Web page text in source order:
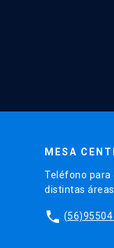
MESA
Teléfono para
distintas áreas
phone (56)95504